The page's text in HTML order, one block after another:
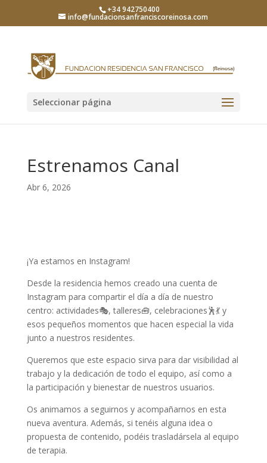
+34 942750400
info@fundacionsanfranciscoreinosa.com
Seleccionar página
Estrenamos Canal
Abr 6, 2026
¡Ya estamos en Instagram!
Desde la residencia hemos creado una cuenta de
Instagram para compartir el día a día de nuestro
centro: actividades🎭, talleres🧰​, celebraciones🕺​💃​ y
esos pequeños momentos que hacen especial la vida
junto a nuestros residentes.
Queremos que este espacio sirva para dar visibilidad al
trabajo y la dedicación de todo el equipo, así como a
la participación y bienestar de nuestros usuarios.
Os animamos a seguirnos y acompañarnos en esta
nueva aventura. Además, si tenéis alguna idea o
propuesta de contenido, podéis trasladársela al equipo
de terapia.